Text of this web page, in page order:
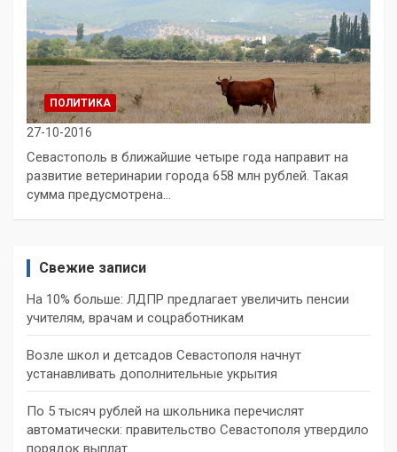
ПОЛИТИКА
27-10-2016
Севастополь в ближайшие четыре года направит на
развитие ветеринарии города 658 млн рублей. Такая
сумма предусмотрена…
Свежие записи
На 10% больше: ЛДПР предлагает увеличить пенсии
учителям, врачам и соцработникам
Возле школ и детсадов Севастополя начнут
устанавливать дополнительные укрытия
По 5 тысяч рублей на школьника перечислят
автоматически: правительство Севастополя утвердило
порядок выплат